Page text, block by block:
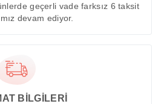
geçerli vade farksız 6 taksit
devam ediyor.
BİLGİLERİ